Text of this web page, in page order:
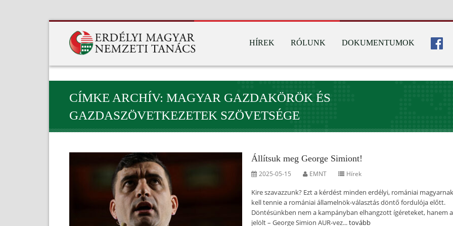
HÍREK RÓLUNK DOKUMENTUMOK
CÍMKE ARCHÍV: MAGYAR GAZDAKÖRÖK ÉS
GAZDASZÖVETKEZETEK SZÖVETSÉGE
Állítsuk meg George Simiont!
2025-05-15 EMNT Hírek
Kire szavazzunk? Ezt a kérdést minden erdélyi, romániai
kell tennie a romániai államelnök-választás döntő fordulója előtt.
Döntésünkben nem a kampányban elhangzott ígéreteket, hanem
jelölt – George Simion AUR-vez...tovább